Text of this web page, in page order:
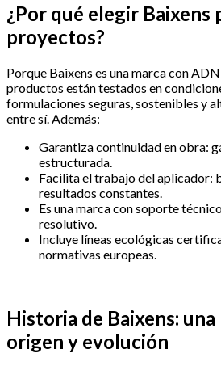
¿Por qué elegir Baixens
proyectos?
Porque Baixens es una marca con
productos están testados en
formulaciones seguras, sostenibles y
entre sí. Además:
Garantiza continuidad en obra:
estructurada.
Facilita el trabajo del aplicador:
resultados constantes.
Es una marca con soporte
resolutivo.
Incluye líneas ecológicas
normativas europeas.
Historia de Baixens: una
origen y evolución